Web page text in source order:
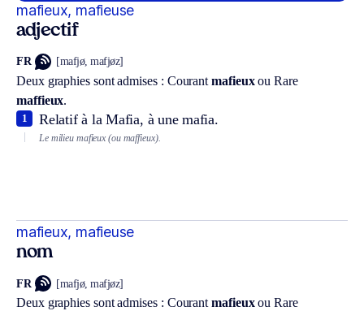
mafieux, mafieuse
adjectif
FR [mafjø, mafjøz]
Deux graphies sont admises : Courant mafieuxouRare
maffieux.
Relatif à la Mafia, à une mafia.
1
Le milieu mafieux (ou maffieux).
mafieux, mafieuse
nom
FR [mafjø, mafjøz]
Deux graphies sont admises : Courant mafieuxouRare